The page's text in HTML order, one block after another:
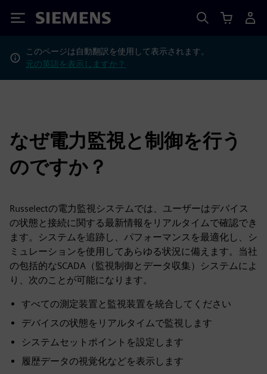
Siemens
このページは自動翻訳を使用して表示されます。
元の英語を表示しますか？
なぜ電力監視と制御を行う
のですか？
Russelectの電力監視システムでは、ユーザーはデバイス
の状態と接続に関する最新情報をリアルタイムで確認でき
ます。システムを追跡し、パフォーマンスを最適化し、シ
ミュレーションを使用してあらゆる状況に備えます。当社
の包括的なSCADA（監視制御とデータ収集）システムによ
り、次のことが可能になります。
すべての測定装置と監視装置を統合してください
デバイスの状態をリアルタイムで監視します
システムセットポイントを設定します
履歴データの視覚化などを表示します